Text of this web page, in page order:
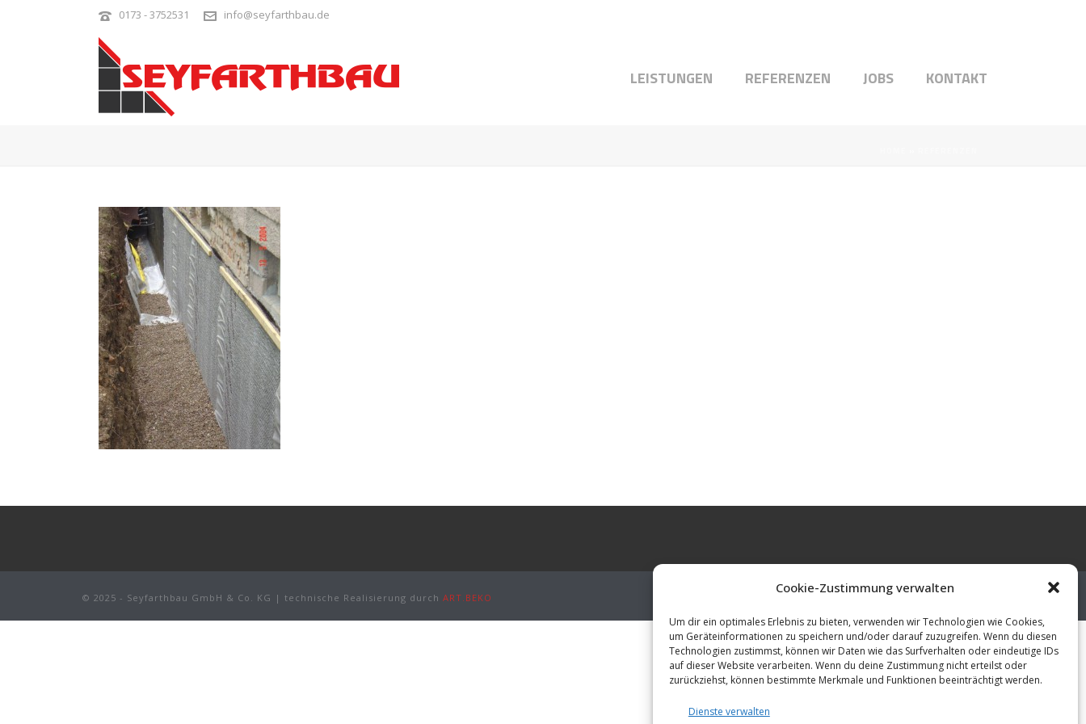
Cookie-Zustimmung verwalten
Um dir ein optimales Erlebnis zu bieten, verwenden wir Technologien wie Cookies,
um Geräteinformationen zu speichern und/oder darauf zuzugreifen. Wenn du diesen
Technologien zustimmst, können wir Daten wie das Surfverhalten oder eindeutige IDs
auf dieser Website verarbeiten. Wenn du deine Zustimmung nicht erteilst oder
zurückziehst, können bestimmte Merkmale und Funktionen beeinträchtigt werden.
Dienste verwalten
0173 - 3752531 info@seyfarthbau.de
LEISTUNGEN REFERENZEN JOBS KONTAKT
© 2025 - Seyfarthbau GmbH & Co. KG | technische Realisierung durch ART.BEKO